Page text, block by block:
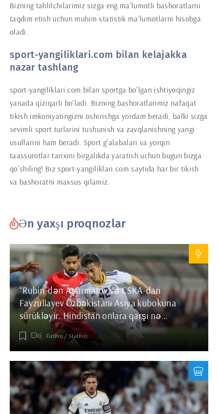
Bizning tahlilchilarimiz sizga eng ma'lumotli bashoratlarni
taqdim etish uchun muhim statistik ma'lumotlarni hisobga
oladi.
sport-yangiliklari.com bilan kelajakka
nazar tashlang
sport-yangiliklari.com bilan sportga bo'lgan ishtiyoqingiz
yanada qiziqarli bo'ladi. Bizning bashoratlarimiz nafaqat
tikish imkoniyatingizni oshirishga yordam beradi, balki sizga
sevimli sport turlarini tushunish va zavqlanishning yangi
usullarini ham beradi. Sport g'alabalari va yorqin
taassurotlar tarixini birgalikda yaratish uchun bugun bizga
qo'shiling! Biz sport-yangiliklari.com saytida har bir tikish
va bashoratni maxsus qilamiz.
Ən yaxşı proqnozlar
“Rubin”dən Aşurmatov və CSKA-dan
Fayzullayev Özbəkistanı Asiya kubokuna
sürükləyir. Hindistan onlara qarşı nə
göstərəcək?
0 FutPro / StatPro